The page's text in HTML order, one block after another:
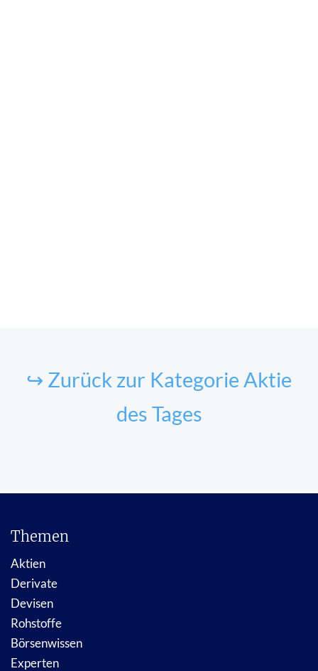
↪ Zurück zur Kategorie Aktie
des Tages
Themen
Aktien
Derivate
Devisen
Rohstoffe
Börsenwissen
Experten